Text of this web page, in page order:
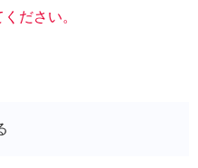
ださい。